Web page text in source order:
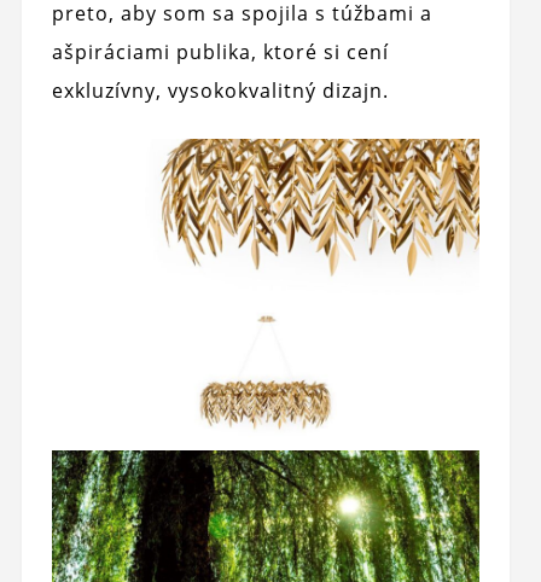
preto, aby som sa spojila s túžbami a
ašpiráciami publika, ktoré si cení
exkluzívny, vysokokvalitný dizajn.